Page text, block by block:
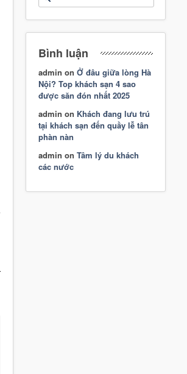
Bình luận
admin on Ở đâu giữa lòng Hà
Nội? Top khách sạn 4 sao
được săn đón nhất 2025
admin on Khách đang lưu trú
tại khách sạn đến quầy lễ tân
phàn nàn
admin on Tâm lý du khách
các nước